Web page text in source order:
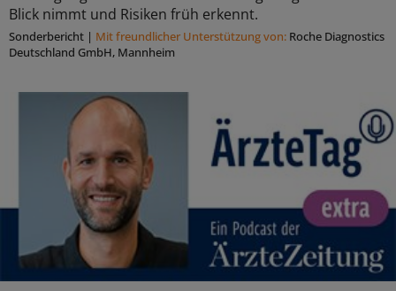
Blick nimmt und Risiken früh erkennt.
Sonderbericht | Mit freundlicher Unterstützung von: Roche Diagnostics
Deutschland GmbH, Mannheim